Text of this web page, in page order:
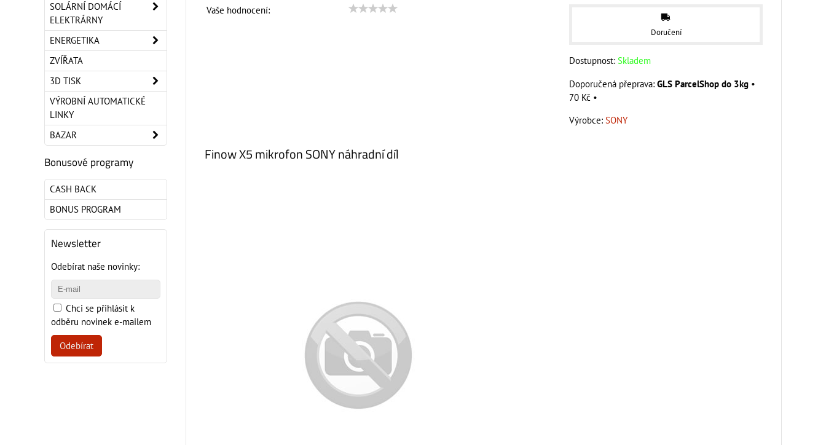
Vaše hodnocení:
Doručení
Dostupnost: Skladem
GLS ParcelShop do 3kg •
70 Kč •
Výrobce: SONY
Finow X5 mikrofon SONY náhradní díl
SOLÁRNÍ DOMÁCÍ
ELEKTRÁRNY
ENERGETIKA
ZVÍŘATA
3D TISK
VÝROBNÍ AUTOMATICKÉ
LINKY
BAZAR
Bonusové programy
CASH BACK
BONUS PROGRAM
Newsletter
Odebírat naše novinky:
Chci se přihlásit k
odběru novinek e-mailem
Odebírat